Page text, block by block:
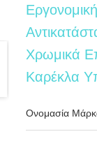
Χρωμικά
Καρέκλα
Ονομασία